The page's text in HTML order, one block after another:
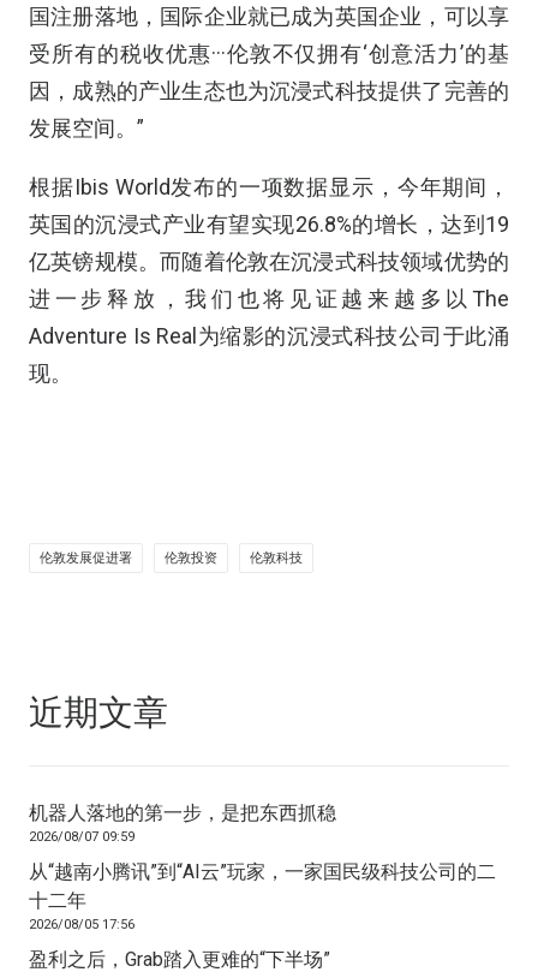
国注册落地，国际企业就已成为英国企业，可以享
受所有的税收优惠···伦敦不仅拥有‘创意活力’的基
因，成熟的产业生态也为沉浸式科技提供了完善的
发展空间。”
根据Ibis World发布的一项数据显示，今年期间，
英国的沉浸式产业有望实现26.8%的增长，达到19
亿英镑规模。而随着伦敦在沉浸式科技领域优势的
进一步释放，我们也将见证越来越多以The
Adventure Is Real为缩影的沉浸式科技公司于此涌
现。
伦敦发展促进署 伦敦投资 伦敦科技
近期文章
机器人落地的第一步，是把东西抓稳
2026/08/07 09:59
从“越南小腾讯”到“AI云”玩家，一家国民级科技公司的二
十二年
2026/08/05 17:56
盈利之后，Grab踏入更难的“下半场”